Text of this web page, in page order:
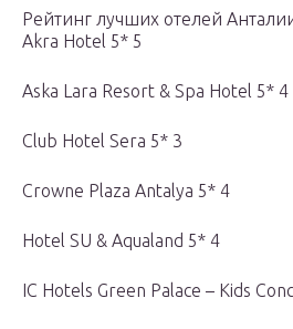
Рейтинг лучших отелей
Akra Hotel 5* 5
Aska Lara Resort & Spa Hotel 5* 4
Club Hotel Sera 5* 3
Crowne Plaza Antalya 5* 4
Hotel SU & Aqualand 5* 4
IC Hotels Green Palace – Kids